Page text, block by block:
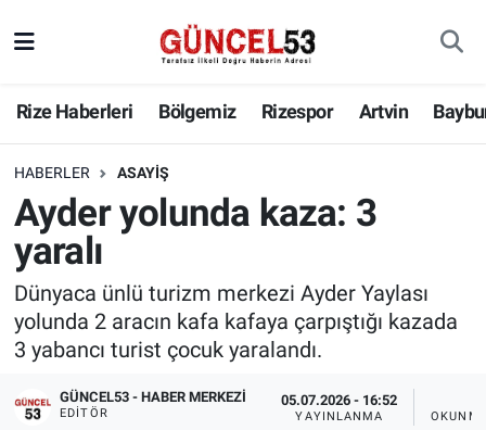
Rize Haberleri Bölgemiz Rizespor Artvin
HABERLER ASAYIŞ
Ayder yolunda kaza: 3
yaralı
Dünyaca ünlü turizm merkezi Ayder Yaylası
yolunda 2 aracın kafa kafaya çarpıştığı kazada
3 yabancı turist çocuk yaralandı.
GÜNCEL53 - HABER MERKEZI
EDITÖR
05.07.2026 - 16:52
YAYINLANMA